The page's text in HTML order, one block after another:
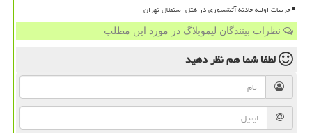
جزییات اولیه حادثه آتشسوزی در هتل استقلال تهران
نظرات بینندگان لیموبلاگ در مورد این مطلب
لطفا شما همنظر دهید